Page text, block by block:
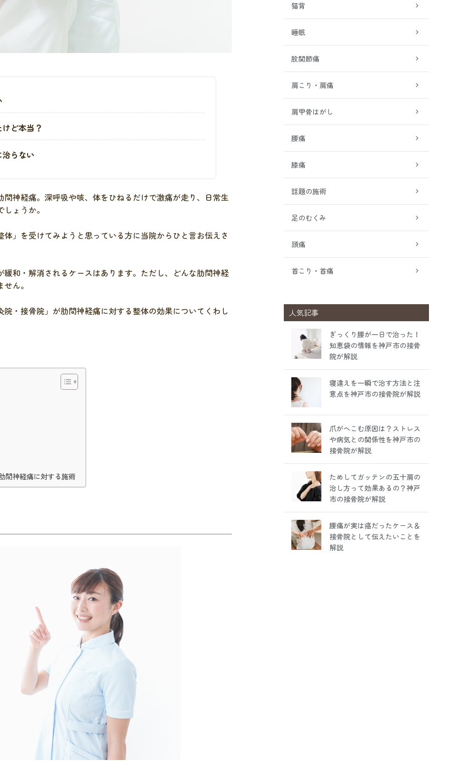
ど本当？
らない
神経痛。深呼吸や咳、体をひねるだけで激痛が走り、日常生
ょうか。
」を受けてみようと思っている方に当院からひと言お伝えさ
和・解消されるケースはあります。ただし、どんな肋間神経
ん。
・接骨院」が肋間神経痛に対する整体の効果についてくわし
間神経痛に対する施術
猫背
睡眠
股関節痛
肩こり・肩痛
肩甲骨はがし
腰痛
膝痛
話題の施術
足のむくみ
頭痛
首こり・首痛
人気記事
ぎっくり腰が一日で治った！
知恵袋の情報を神戸市の接骨
院が解説
寝違えを一瞬で治す方法と注
意点を神戸市の接骨院が解説
爪がへこむ原因は？ストレス
や病気との関係性を神戸市の
接骨院が解説
ためしてガッテンの五十肩の
治し方って効果あるの？神戸
市の接骨院が解説
腰痛が実は癌だったケース＆
接骨院として伝えたいことを
解説